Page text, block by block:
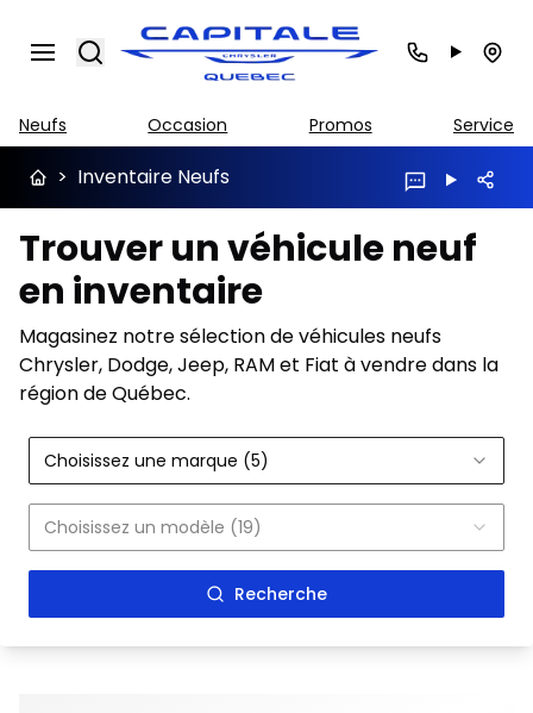
Search
Neufs Occasion Promos Service
> Inventaire Neufs
Trouver un véhicule neuf
en inventaire
Magasinez notre sélection de véhicules neufs
Chrysler, Dodge, Jeep, RAM et Fiat à vendre dans la
région de Québec.
Choisissez une marque (5)
Choisissez un modèle (19)
Recherche